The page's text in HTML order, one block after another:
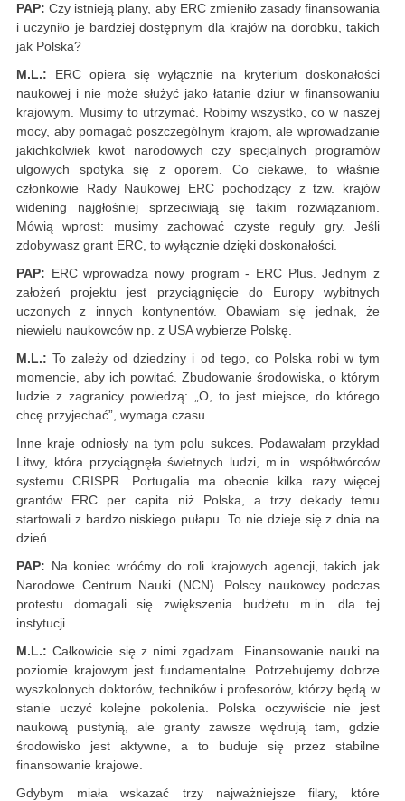
PAP: Czy istnieją plany, aby ERC zmieniło zasady finansowania
i uczyniło je bardziej dostępnym dla krajów na dorobku, takich
jak Polska?
M.L.: ERC opiera się wyłącznie na kryterium doskonałości
naukowej i nie może służyć jako łatanie dziur w finansowaniu
krajowym. Musimy to utrzymać. Robimy wszystko, co w naszej
mocy, aby pomagać poszczególnym krajom, ale wprowadzanie
jakichkolwiek kwot narodowych czy specjalnych programów
ulgowych spotyka się z oporem. Co ciekawe, to właśnie
członkowie Rady Naukowej ERC pochodzący z tzw. krajów
widening najgłośniej sprzeciwiają się takim rozwiązaniom.
Mówią wprost: musimy zachować czyste reguły gry. Jeśli
zdobywasz grant ERC, to wyłącznie dzięki doskonałości.
PAP: ERC wprowadza nowy program - ERC Plus. Jednym z
założeń projektu jest przyciągnięcie do Europy wybitnych
uczonych z innych kontynentów. Obawiam się jednak, że
niewielu naukowców np. z USA wybierze Polskę.
M.L.: To zależy od dziedziny i od tego, co Polska robi w tym
momencie, aby ich powitać. Zbudowanie środowiska, o którym
ludzie z zagranicy powiedzą: „O, to jest miejsce, do którego
chcę przyjechać”, wymaga czasu.
Inne kraje odniosły na tym polu sukces. Podawałam przykład
Litwy, która przyciągnęła świetnych ludzi, m.in. współtwórców
systemu CRISPR. Portugalia ma obecnie kilka razy więcej
grantów ERC per capita niż Polska, a trzy dekady temu
startowali z bardzo niskiego pułapu. To nie dzieje się z dnia na
dzień.
PAP: Na koniec wróćmy do roli krajowych agencji, takich jak
Narodowe Centrum Nauki (NCN). Polscy naukowcy podczas
protestu domagali się zwiększenia budżetu m.in. dla tej
instytucji.
M.L.: Całkowicie się z nimi zgadzam. Finansowanie nauki na
poziomie krajowym jest fundamentalne. Potrzebujemy dobrze
wyszkolonych doktorów, techników i profesorów, którzy będą w
stanie uczyć kolejne pokolenia. Polska oczywiście nie jest
naukową pustynią, ale granty zawsze wędrują tam, gdzie
środowisko jest aktywne, a to buduje się przez stabilne
finansowanie krajowe.
Gdybym miała wskazać trzy najważniejsze filary, które